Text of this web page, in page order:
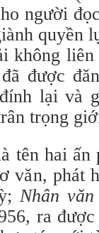
người
quyền
không
được
lại và
trọng
tên hai ấn
văn, phát
Nhân văn
ra